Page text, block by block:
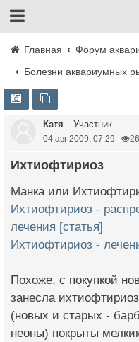
Главная
Форум
Болезни аквариумных
Катя Участник
04 авг 2009, 07:29
Ихтиофтириоз
Манка или
Ихтиофтириоз -
лечения [статья]
Ихтиофтириоз -
Похоже, с покупкой
занесла
(новых и старых -
неоны) покрыты